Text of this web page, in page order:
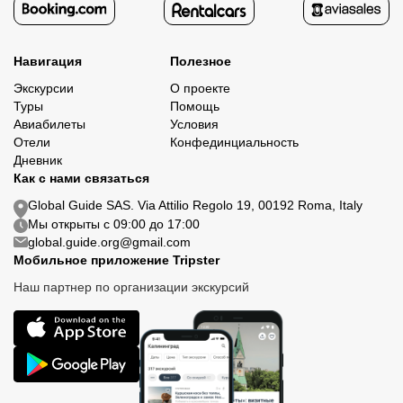
Навигация
Экскурсии
Туры
Авиабилеты
Отели
Дневник
Полезное
О проекте
Помощь
Условия
Конфединциальность
Как с нами связаться
Global Guide SAS. Via Attilio Regolo 19, 00192 Roma, Italy
Мы открыты с 09:00 до 17:00
global.guide.org@gmail.com
Мобильное приложение Tripster
Наш партнер по организации экскурсий